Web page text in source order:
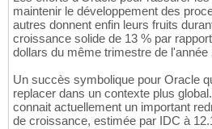
maintenir le développement des
autres donnent enfin leurs fruits
croissance solide de 13 % par
dollars du même trimestre de l'année
Un succès symbolique pour Oracle
replacer dans un contexte plus
connait actuellement un important
de croissance, estimée par IDC à